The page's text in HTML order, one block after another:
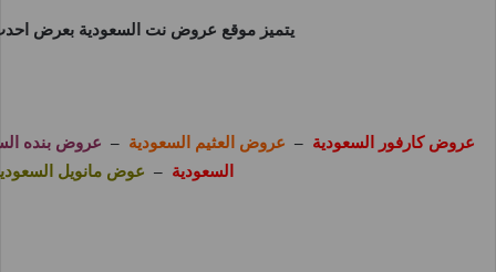
يتميز موقع عروض نت السعودية بعرض
عروض كارفور السعودية – عروض العثيم السعودية – عروض بنده
السعودية
– عوض مانويل